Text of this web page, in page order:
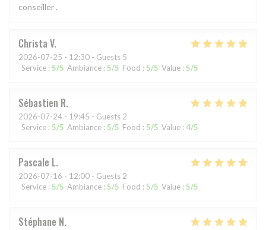
conseiller .
Christa V
2026-07-25 - 12:30 - Guests 5
Service : 5/5 Ambiance : 5/5 Food : 5/5 Value : 5/5
Sébastien R
2026-07-24 - 19:45 - Guests 2
Service : 5/5 Ambiance : 5/5 Food : 5/5 Value : 4/5
Pascale L
2026-07-16 - 12:00 - Guests 2
Service : 5/5 Ambiance : 5/5 Food : 5/5 Value : 5/5
Stéphane N